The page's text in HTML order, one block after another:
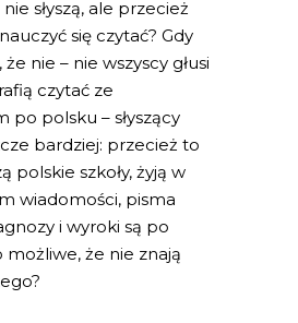
nie słyszą, ale przecież
się czytać? Gdy
nie – nie wszyscy głusi
czytać ze
po polsku – słyszący
bardziej: przecież to
polskie szkoły, żyją w
wiadomości, pisma
i wyroki są po
możliwe, że nie znają